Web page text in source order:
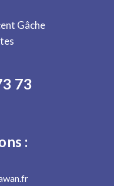
Gâche
73
: